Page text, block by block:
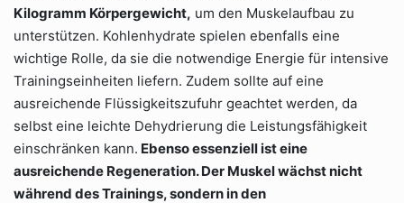
Kilogramm Körpergewicht, um den Muskelaufbau zu
unterstützen. Kohlenhydrate spielen ebenfalls eine
wichtige Rolle, da sie die notwendige Energie für intensive
Trainingseinheiten liefern. Zudem sollte auf eine
ausreichende Flüssigkeitszufuhr geachtet werden, da
selbst eine leichte Dehydrierung die Leistungsfähigkeit
einschränken kann. Ebenso essenziell ist eine
ausreichende Regeneration. Der Muskel wächst nicht
während des Trainings, sondern in den